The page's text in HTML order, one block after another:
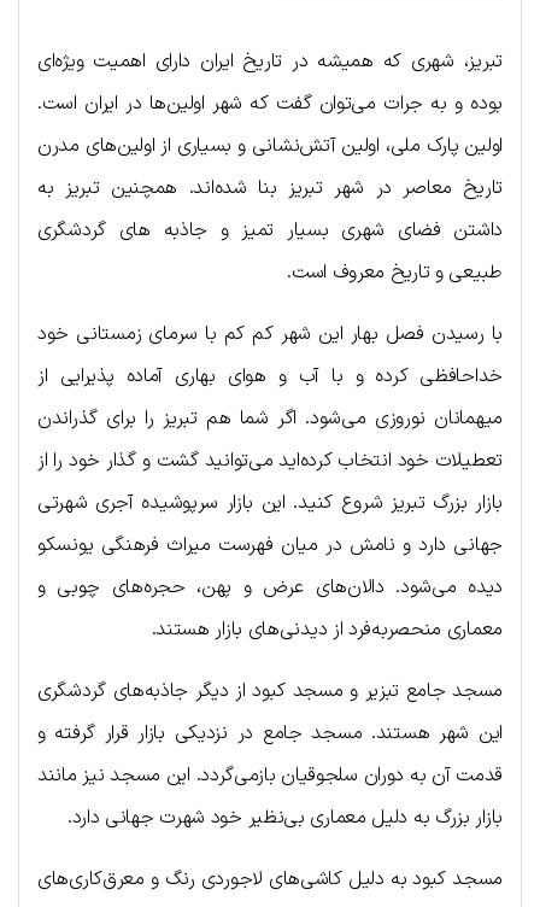
تبریز، شهری که همیشه در تاریخ ایران دارای اهمیت ویژه‌ای
بوده و به جرات می‌توان گفت که شهر اولین‌ها در ایران است.
اولین پارک ملی، اولین آتش‌نشانی و بسیاری از اولین‌‍‌های مدرن
تاریخ معاصر در شهر تبریز بنا شده‌اند. همچنین تبریز به
داشتن فضای شهری بسیار تمیز و جاذبه های گردشگری
طبیعی و تاریخ معروف است.
با رسیدن فصل بهار این شهر کم کم با سرمای زمستانی خود
خداحافظی کرده و با آب و هوای بهاری آماده پذیرایی از
میهمانان نوروزی می‌شود. اگر شما هم تبریز را برای گذراندن
تعطیلات خود انتخاب کرده‌اید می‌توانید گشت و گذار خود را از
بازار بزرگ تبریز شروع کنید. این بازار سرپوشیده آجری شهرتی
جهانی دارد و نامش در میان فهرست میراث فرهنگی یونسکو
دیده می‌شود. دالان‌های عرض و پهن، حجره‌های چوبی و
معماری منحصربه‌فرد از دیدنی‌های بازار هستند.
مسجد جامع تبزیر و مسجد کبود از دیگر جاذبه‌های گردشگری
این شهر هستند. مسجد جامع در نزدیکی بازار قرار گرفته و
قدمت آن به دوران سلجوقیان بازمی‌گردد. این مسجد نیز مانند
بازار بزرگ به دلیل معماری بی‌نظیر خود شهرت جهانی دارد.
مسجد کبود به دلیل کاشی‌های لاجوردی رنگ و معرق‌کاری‌های